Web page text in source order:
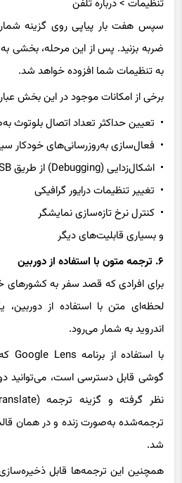
ضربه بزنید. پس از این مرحله، بخشی
به تنظیمات شما افزوده خواهد شد.
برخی از امکانات موجود در این بخش
• تعیین حداکثر تعداد اتصال بلوتوث
• فعال‌سازی به‌روزرسانی‌های خودکار
• اشکال‌زدایی (Debugging) از طریق USB
• تغییر تنظیمات درایور گرافیکی
• کنترل نرخ تازه‌سازی نمایشگر
و بسیاری قابلیت‌های دیگر
۶. ترجمه متون با استفاده از دوربین
برای افرادی که قصد سفر به کشورهای
لحظه‌ای متن با استفاده از دوربین،
اندروید به شمار می‌رود.
گوشی قابل دسترسی است، می‌توانید
ترجمه‌شده به‌صورت زنده و در همان
شد.
همچنین این ترجمه‌ها قابل ذخیره‌سازی،